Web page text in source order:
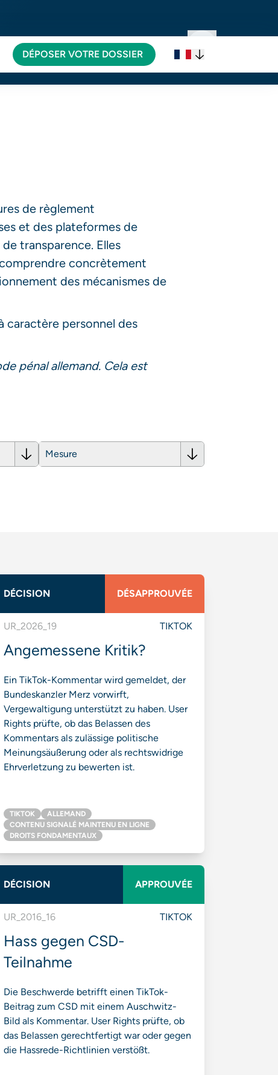
VOTRE DÉMARCHE
DÉPOSER VOTRE DOSSIER
de règlement
et des plateformes de
transparence. Elles
concrètement
des mécanismes de
caractère personnel des
pénal allemand. Cela est
Mesure
DÉCISION DÉSAPPROUVÉE
UR_2026_19 TIKTOK
Angemessene Kritik?
Ein TikTok-Kommentar wird gemeldet, der
Bundeskanzler Merz vorwirft,
Vergewaltigung unterstützt zu haben. User
Rights prüfte, ob das Belassen des
Kommentars als zulässige politische
Meinungsäußerung oder als rechtswidrige
Ehrverletzung zu bewerten ist.
TIKTOK
ALLEMAND
CONTENU SIGNALÉ MAINTENU EN LIGNE
DROITS FONDAMENTAUX
DÉCISION APPROUVÉE
UR_2016_16 TIKTOK
Hass gegen CSD-
Teilnahme
Die Beschwerde betrifft einen TikTok-
Beitrag zum CSD mit einem Auschwitz-
Bild als Kommentar. User Rights prüfte, ob
das Belassen gerechtfertigt war oder gegen
die Hassrede-Richtlinien verstößt.